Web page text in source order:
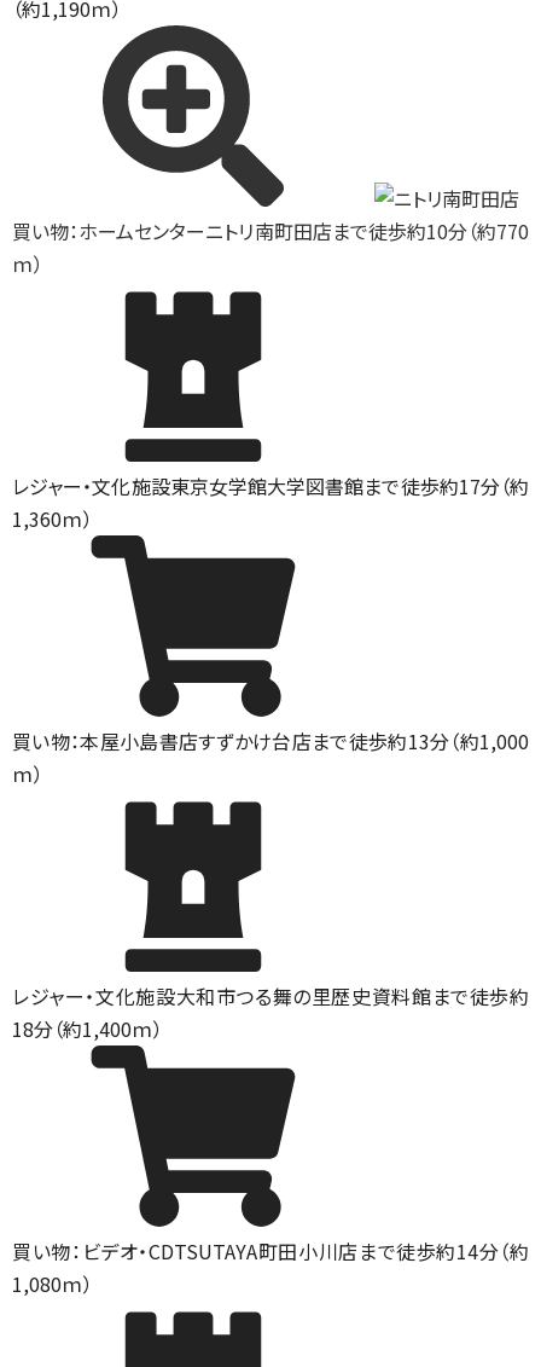
（約1,190ｍ）
買い物：ホームセンターニトリ南町田店まで徒歩約10分（約770
ｍ）
レジャー・文化施設東京女学館大学図書館まで徒歩約17分（約
1,360ｍ）
買い物：本屋小島書店すずかけ台店まで徒歩約13分（約1,000
ｍ）
レジャー・文化施設大和市つる舞の里歴史資料館まで徒歩約
18分（約1,400ｍ）
買い物：ビデオ・CDTSUTAYA町田小川店まで徒歩約14分（約
1,080ｍ）